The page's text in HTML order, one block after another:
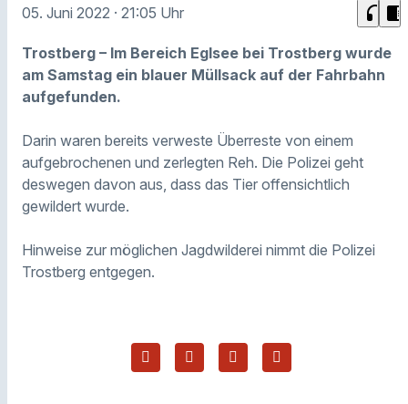
05. Juni 2022 · 21:05 Uhr headphones chrome_reader_mode
Trostberg – Im Bereich Eglsee bei Trostberg wurde
am Samstag ein blauer Müllsack auf der Fahrbahn
aufgefunden.
Darin waren bereits verweste Überreste von einem
aufgebrochenen und zerlegten Reh. Die Polizei geht
deswegen davon aus, dass das Tier offensichtlich
gewildert wurde.
Hinweise zur möglichen Jagdwilderei nimmt die Polizei
Trostberg entgegen.